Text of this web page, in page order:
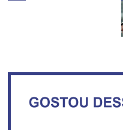
Circulação de ar no túnel